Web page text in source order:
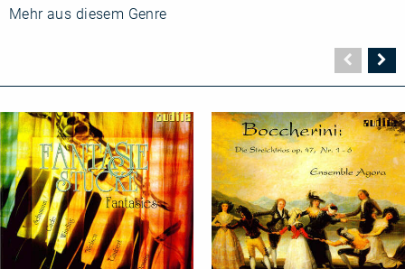
Mehr aus diesem Genre
Seite